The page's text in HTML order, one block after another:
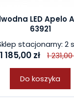
LED Apelo
63921
stacjonarny: 2
1 185,00 zł 1 231,00
Do koszyka